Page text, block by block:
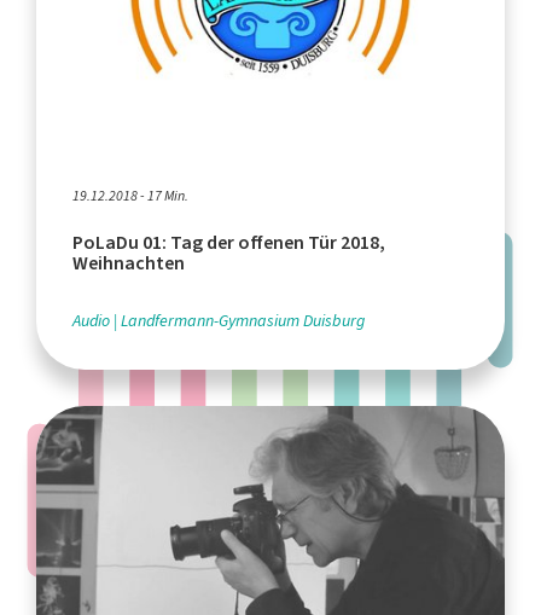
19.12.2018 - 17 Min.
PoLaDu 01: Tag der offenen Tür 2018,
Weihnachten
Audio Landfermann-Gymnasium Duisburg